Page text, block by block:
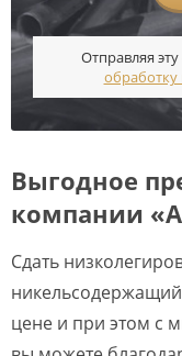
Отправляя
Выгодное
компании
Сдать
цене и при этом с